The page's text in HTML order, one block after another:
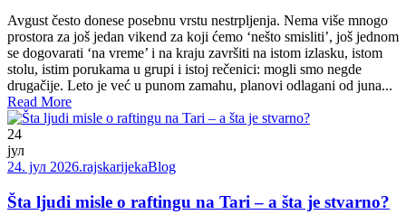
Avgust često donese posebnu vrstu nestrpljenja. Nema više mnogo
prostora za još jedan vikend za koji ćemo ‘nešto smisliti’, još jednom
se dogovarati ‘na vreme’ i na kraju završiti na istom izlasku, istom
stolu, istim porukama u grupi i istoj rečenici: mogli smo negde
drugačije. Leto je već u punom zamahu, planovi odlagani od juna...
Read More
24
јул
24. јул 2026.rajskarijekaBlog
Šta ljudi misle o raftingu na Tari – a šta je stvarno?